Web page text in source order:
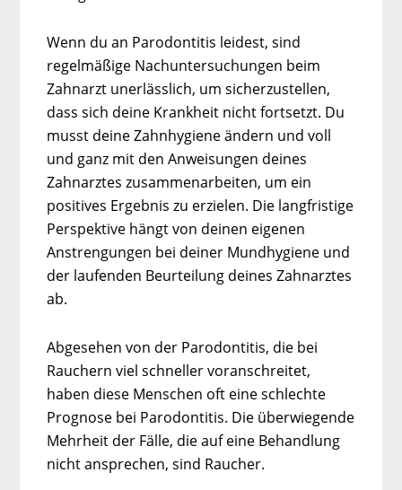
Wenn du an Parodontitis leidest, sind
regelmäßige Nachuntersuchungen beim
Zahnarzt unerlässlich, um sicherzustellen,
dass sich deine Krankheit nicht fortsetzt. Du
musst deine Zahnhygiene ändern und voll
und ganz mit den Anweisungen deines
Zahnarztes zusammenarbeiten, um ein
positives Ergebnis zu erzielen. Die langfristige
Perspektive hängt von deinen eigenen
Anstrengungen bei deiner Mundhygiene und
der laufenden Beurteilung deines Zahnarztes
ab.
Abgesehen von der Parodontitis, die bei
Rauchern viel schneller voranschreitet,
haben diese Menschen oft eine schlechte
Prognose bei Parodontitis. Die überwiegende
Mehrheit der Fälle, die auf eine Behandlung
nicht ansprechen, sind Raucher.